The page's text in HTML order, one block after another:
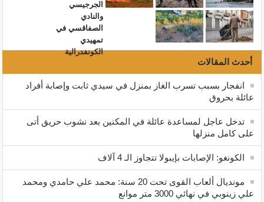
أحدث المقالات
انفجار بسبب تسرب الغاز بمنزل في سيدي ثابت وإصابة أفراد
عائلة بحروق
تدخل عاجل لمساعدة عائلة في المكنين بعد نشوب حريق أتى
على كامل منزلها
الكونغو: الإصابات بإيبولا تتجاوز الـ 4 آلاف
مونديال ألعاب القوى تحت 20 سنة: محمد علي حامدي ومحمد
علي زينوبي في نهائي 3000 متر موانع